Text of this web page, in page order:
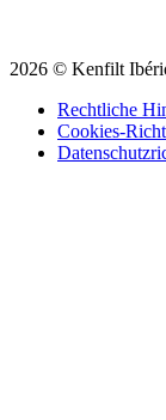
2026 © Kenfilt
Rechtliche
Cookies-